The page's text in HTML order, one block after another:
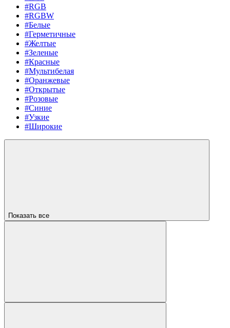
#RGB
#RGBW
#Белые
#Герметичные
#Желтые
#Зеленые
#Красные
#Мультибелая
#Оранжевые
#Открытые
#Розовые
#Синие
#Узкие
#Широкие
Показать все